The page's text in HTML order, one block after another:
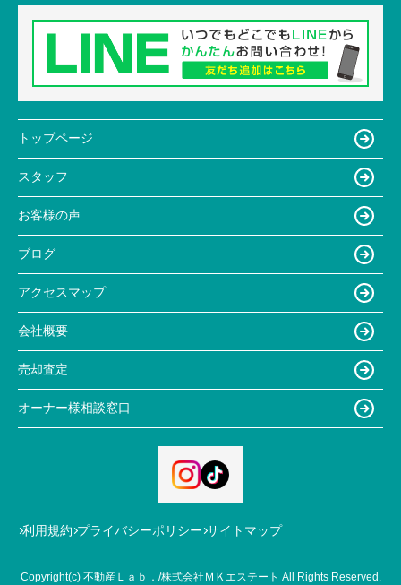
トップページ
スタッフ
お客様の声
ブログ
アクセスマップ
会社概要
売却査定
オーナー様相談窓口
利用規約 プライバシーポリシー サイトマップ
Copyright(c) 不動産Ｌａｂ．/株式会社ＭＫエステート All Rights Reserved.